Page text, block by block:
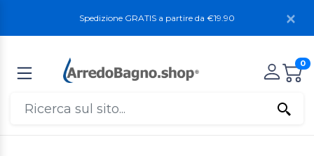
Spedizione GRATIS a partire da €19.90
0